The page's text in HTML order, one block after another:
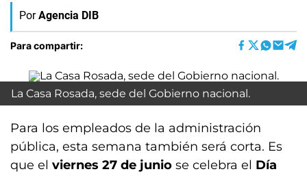
Por Agencia DIB
Para compartir:
La Casa Rosada, sede del Gobierno nacional.
Para los empleados de la administración
pública, esta semana también será corta. Es
que el viernes 27 de junio se celebra el Día